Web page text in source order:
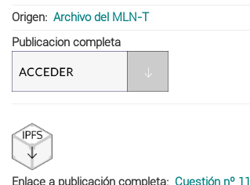
Origen
Archivo del MLN-T
Publicacion completa
Enlace a publicación completa Cuestión nº 11